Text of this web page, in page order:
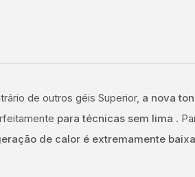
de outros géis Superior, a nova
para técnicas sem lima .
de calor é extremamente baixa